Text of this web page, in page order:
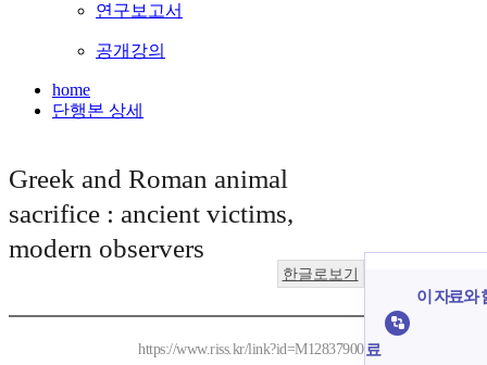
연구보고서
공개강의
home
단행본 상세
Greek and Roman animal
sacrifice : ancient victims,
modern observers
한글로보기
https://www.riss.kr/link?id=M12837900
이 자료와
료